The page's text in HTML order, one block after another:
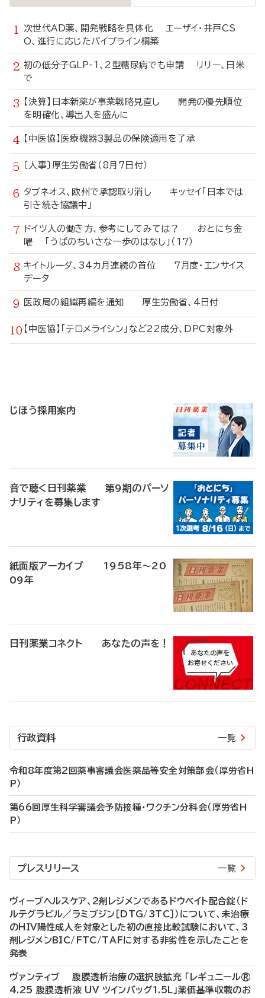
次世代AD薬、開発戦略を具体化 エーザイ・井戸CS
O、進行に応じたパイプライン構築
初の低分子GLP-1、2型糖尿病でも申請 リリー、日米
で
【決算】日本新薬が事業戦略見直し 開発の優先順位
を明確化、導出入を盛んに
【中医協】医療機器3製品の保険適用を了承
〔人事〕厚生労働省（8月7日付）
タブネオス、欧州で承認取り消し キッセイ「日本では
引き続き協議中」
ドイツ人の働き方、参考にしてみては？ おとにち金
曜 「うぱのちいさな一歩のはなし」（17）
キイトルーダ、34カ月連続の首位 7月度・エンサイス
データ
医政局の組織再編を通知 厚生労働省、4日付
【中医協】「テロメライシン」など22成分、DPC対象外
じほう採用案内
音で聴く日刊薬業 第9期のパーソ
ナリティを募集します
紙面版アーカイブ 1958年～20
09年
日刊薬業コネクト あなたの声を！
行政資料 一覧
令和8年度第2回薬事審議会医薬品等安全対策部会（厚労省H
P）
第66回厚生科学審議会予防接種・ワクチン分科会（厚労省H
P）
プレスリリース 一覧
ヴィーブヘルスケア、2剤レジメンであるドウベイト配合錠（ド
ルテグラビル／ラミブジン［DTG/3TC］）について、未治療
のHIV陽性成人を対象とした初の直接比較試験において、3
剤レジメンBIC/FTC/TAFに対する非劣性を示したことを
発表
ヴァンティブ 腹膜透析治療の選択肢拡充 「レギュニール®
4.25 腹膜透析液 UV ツインバッグ1.5L」薬価基準収載のお